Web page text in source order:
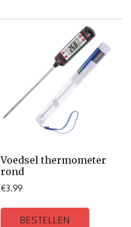
Voedsel thermometer
rond
€3.99
BESTELLEN